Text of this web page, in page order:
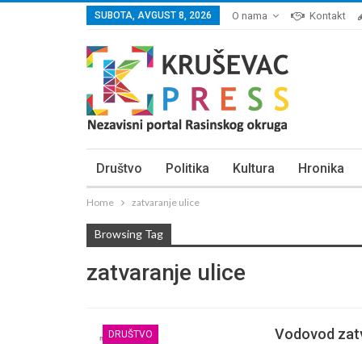
SUBOTA, AVGUST 8, 2026 O nama Kontakt
Društvo Politika Kultura Hronika
Home zatvaranje ulice
Browsing Tag
zatvaranje ulice
DRUŠTVO Vodovod